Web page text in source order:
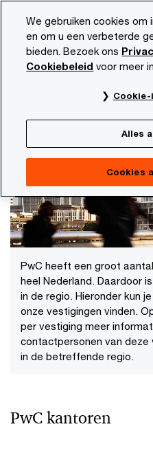
content
footer
PwC NL Carrière
Kantoren in
PwC heeft een groot
heel Nederland. Daardoor
in de regio. Hieronder kun
onze vestigingen vinden.
per vestiging meer
contactpersonen van deze
in de betreffende regio.
PwC kantoren
We gebruiken cookies om
en om u een verbeterde
bieden. Bezoek ons
Cookiebeleid voor meer
Alles
Cookies